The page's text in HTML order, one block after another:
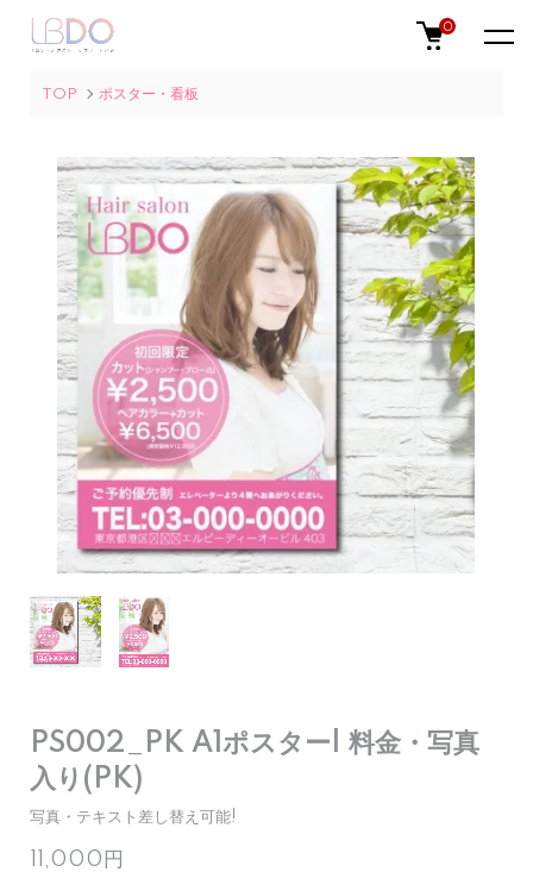
0
TOP ポスター・看板
PS002_PK A1ポスター| 料金・写真
入り(PK)
写真・テキスト差し替え可能!
11,000円